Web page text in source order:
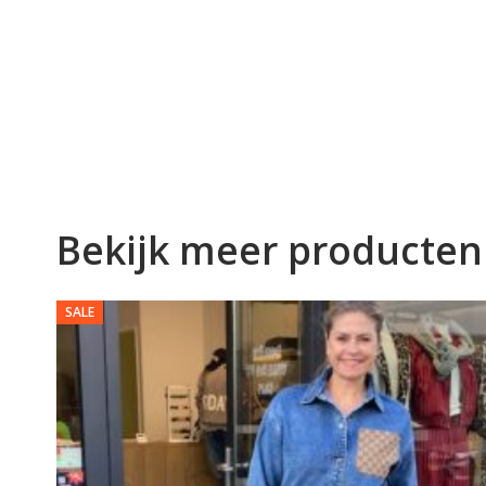
Bekijk meer producten
SALE